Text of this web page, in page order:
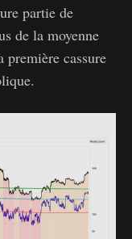
partie de
de la moyenne
cassure